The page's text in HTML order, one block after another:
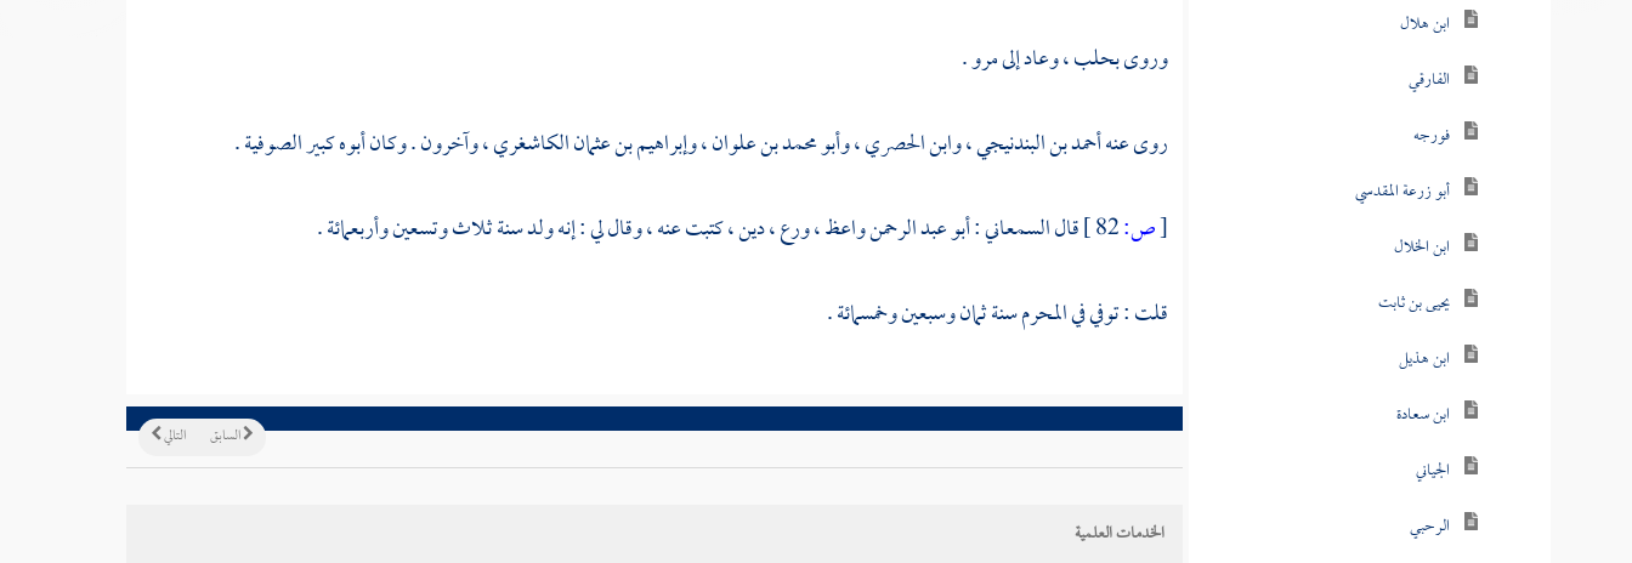
ابن هلال
الفارقي
فورجه
أبو زرعة المقدسي
ابن الخلال
يحيى بن ثابت
ابن هذيل
ابن سعادة
الجياني
الرحبي
وروىبحلب، وعاد إلىمرو.
روى عنهأحمد بن البندنيجي،وابن الحصري،وأبو محمد بن علوان،وإبراهيم بن عثمان الكاشغري، وآخرون . وكان أبوه كبيرالصوفية.
[ص: قالالسمعاني:أبو عبد الرحمنواعظ ، ورع ، دين ، كتبت عنه ، وقال لي : إنه ولد سنة ثلاث وتسعين وأربعمائة .
قلت : توفي في المحرم سنة ثمان وسبعين وخمسمائة .
التالي السابق
الخدمات العلمية